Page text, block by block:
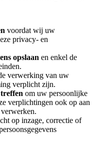
voordat wij uw
privacy- en
opslaan en enkel de
verwerking van uw
verplicht zijn.
om uw persoonlijke
verplichtingen ook op aan
op inzage, correctie of